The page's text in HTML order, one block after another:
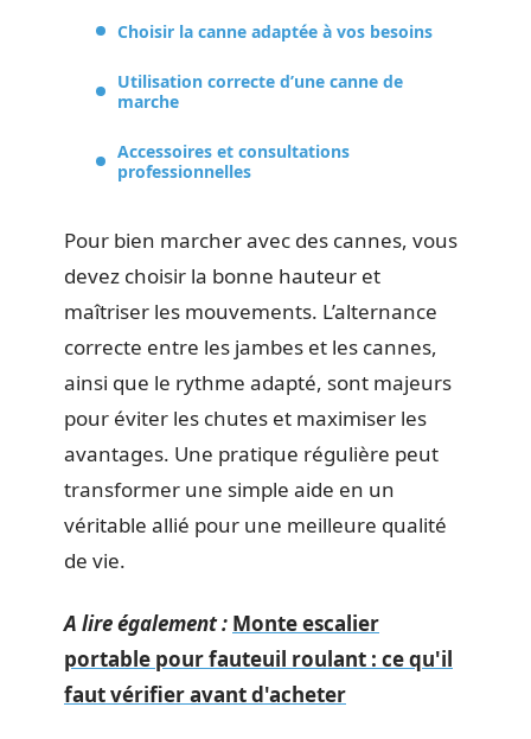
Choisir la canne adaptée à vos besoins
Utilisation correcte d’une canne de
marche
Accessoires et consultations
professionnelles
Pour bien marcher avec des cannes, vous
devez choisir la bonne hauteur et
maîtriser les mouvements. L’alternance
correcte entre les jambes et les cannes,
ainsi que le rythme adapté, sont majeurs
pour éviter les chutes et maximiser les
avantages. Une pratique régulière peut
transformer une simple aide en un
véritable allié pour une meilleure qualité
de vie.
A lire également : Monte escalier
portable pour fauteuil roulant : ce qu'il
faut vérifier avant d'acheter